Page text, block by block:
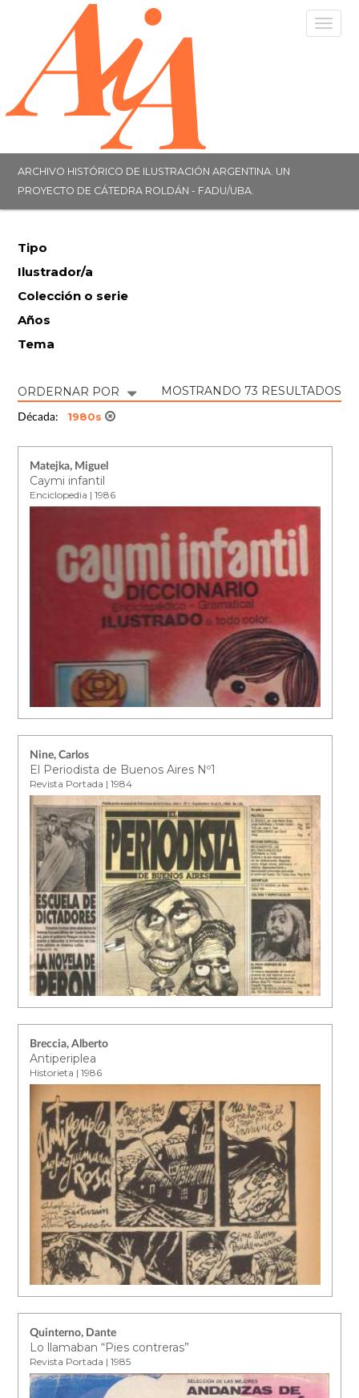
ARCHIVO HISTÓRICO DE ILUSTRACIÓN ARGENTINA. UN
PROYECTO DE CÁTEDRA ROLDÁN - FADU/UBA.
Tipo
Ilustrador/a
Colección o serie
Años
Tema
ORDERNAR POR MOSTRANDO 73 RESULTADOS
Década: 1980s
Matejka, Miguel
Caymi infantil
Enciclopedia | 1986
Nine, Carlos
El Periodista de Buenos Aires Nº1
Revista Portada | 1984
Breccia, Alberto
Antiperiplea
Historieta | 1986
Quinterno, Dante
Lo llamaban “Pies contreras”
Revista Portada | 1985